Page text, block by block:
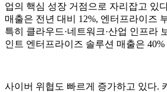
업의 핵심 성장 거점으로 자리잡고 있
매출은 전년 대비 12%, 엔터프라이즈
특히 클라우드·네트워크·산업 인프라
인트 엔터프라이즈 솔루션 매출은 40%
사이버 위협도 빠르게 증가하고 있다.